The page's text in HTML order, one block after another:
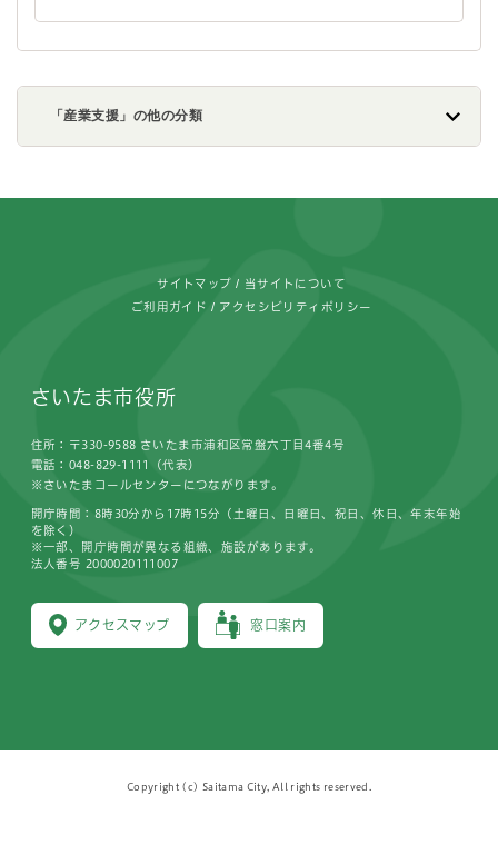
「産業支援」の他の分類
サイトマップ 当サイトについて
ご利用ガイド アクセシビリティポリシー
さいたま市役所
住所：〒330-9588 さいたま市浦和区常盤六丁目4番4号
電話：048-829-1111（代表）
※さいたまコールセンターにつながります。
アクセスマップ 窓口案内
開庁時間：8時30分から17時15分（土曜日、日曜日、祝日、休日、年末年始
を除く）
※一部、開庁時間が異なる組織、施設があります。
法人番号 2000020111007
Copyright (c) Saitama City, All rights reserved.